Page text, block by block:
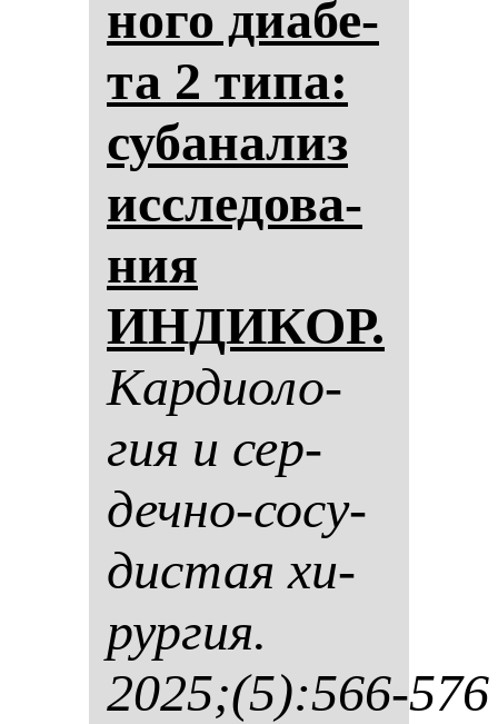
но­го ди­абе­
та 2 ти­па:
су­ба­на­лиз
ис­сле­до­ва­
ния
ИНДИКОР.
Кар­ди­оло­
гия и сер­
деч­но-со­су­
дис­тая хи­
рур­гия.
2025;(5):566-576